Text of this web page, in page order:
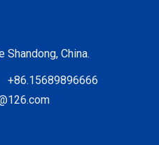
Shandong, China.